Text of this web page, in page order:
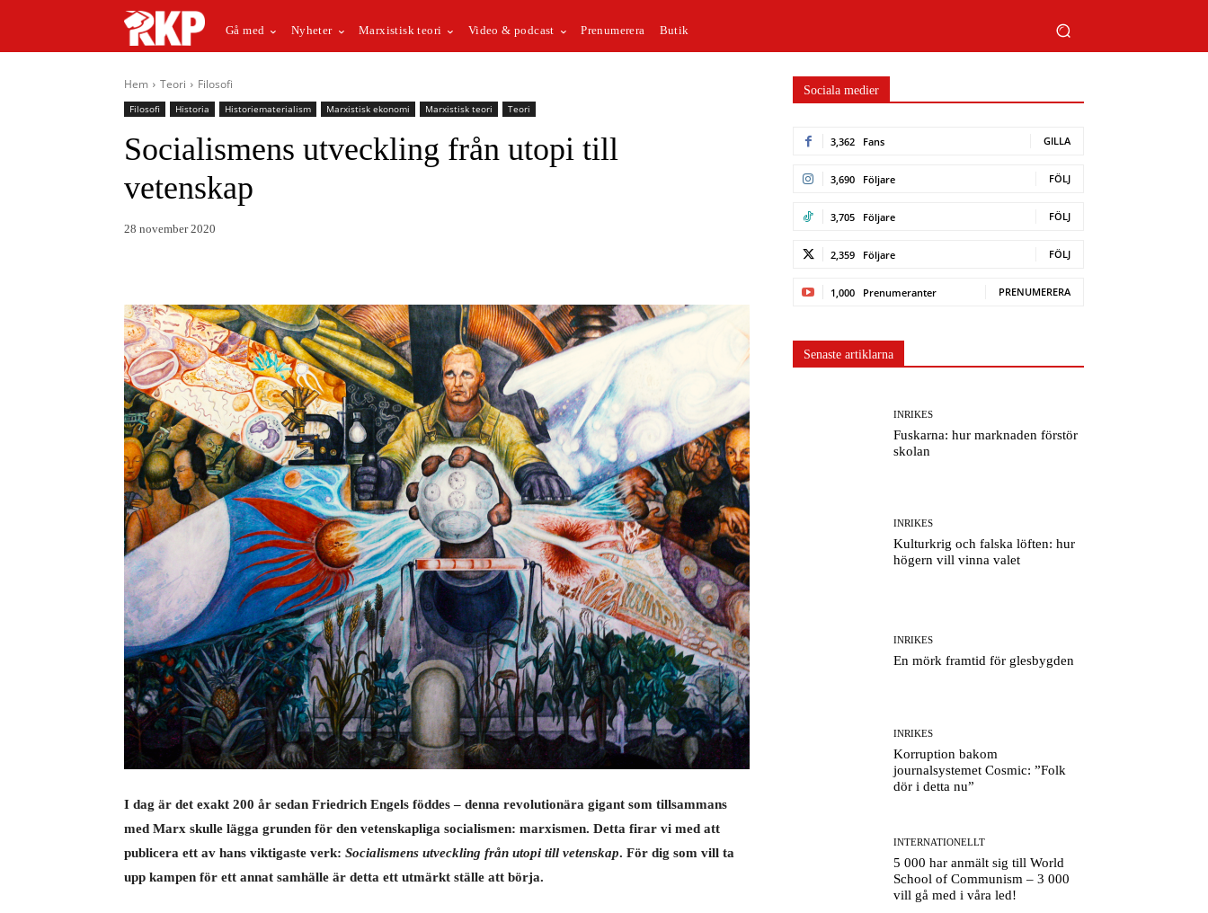
Gå med Nyheter Marxistisk teori Video & podcast Prenumerera Butik
Hem Teori Filosofi
Filosofi Historia Historiematerialism Marxistisk ekonomi Marxistisk teori Teori
Socialismens utveckling från utopi till
vetenskap
28 november 2020
I dag är det exakt 200 år sedan Friedrich Engels föddes – denna revolutionära gigant som tillsammans
med Marx skulle lägga grunden för den vetenskapliga socialismen: marxismen. Detta firar vi med att
publicera ett av hans viktigaste verk: Socialismens utveckling från utopi till vetenskap. För dig som vill ta
upp kampen för ett annat samhälle är detta ett utmärkt ställe att börja.
Sociala medier
3,362 Fans GILLA
3,690 Följare FÖLJ
3,705 Följare FÖLJ
2,359 Följare FÖLJ
1,000 Prenumeranter PRENUMERERA
Senaste artiklarna
INRIKES
Fuskarna: hur marknaden förstör
skolan
INRIKES
Kulturkrig och falska löften: hur
högern vill vinna valet
INRIKES
En mörk framtid för glesbygden
INRIKES
Korruption bakom
journalsystemet Cosmic: ”Folk
dör i detta nu”
INTERNATIONELLT
5 000 har anmält sig till World
School of Communism – 3 000
vill gå med i våra led!